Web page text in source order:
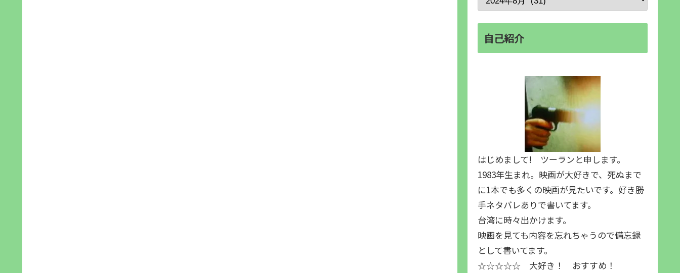
自己紹介
はじめまして! ツーランと申します。
1983年生まれ。映画が大好きで、死ぬまで
に1本でも多くの映画が見たいです。好き勝
手ネタバレありで書いてます。
台湾に時々出かけます。
映画を見ても内容を忘れちゃうので備忘録
として書いてます。
☆☆☆☆☆ 大好き！ おすすめ！